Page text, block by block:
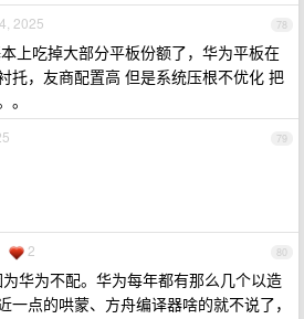
78
2025
上吃掉大部分平板份额了，华为平板在
托，友商配置高 但是系统压根不优化 把
79
80
2
华为不配。华为每年都有那么几个以造
一点的哄蒙、方舟编译器啥的就不说了，